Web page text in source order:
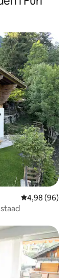
4,98 av 5 i
4,98 (96)